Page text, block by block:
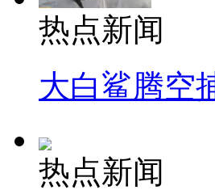
热点新闻
大白鲨腾空
热点新闻